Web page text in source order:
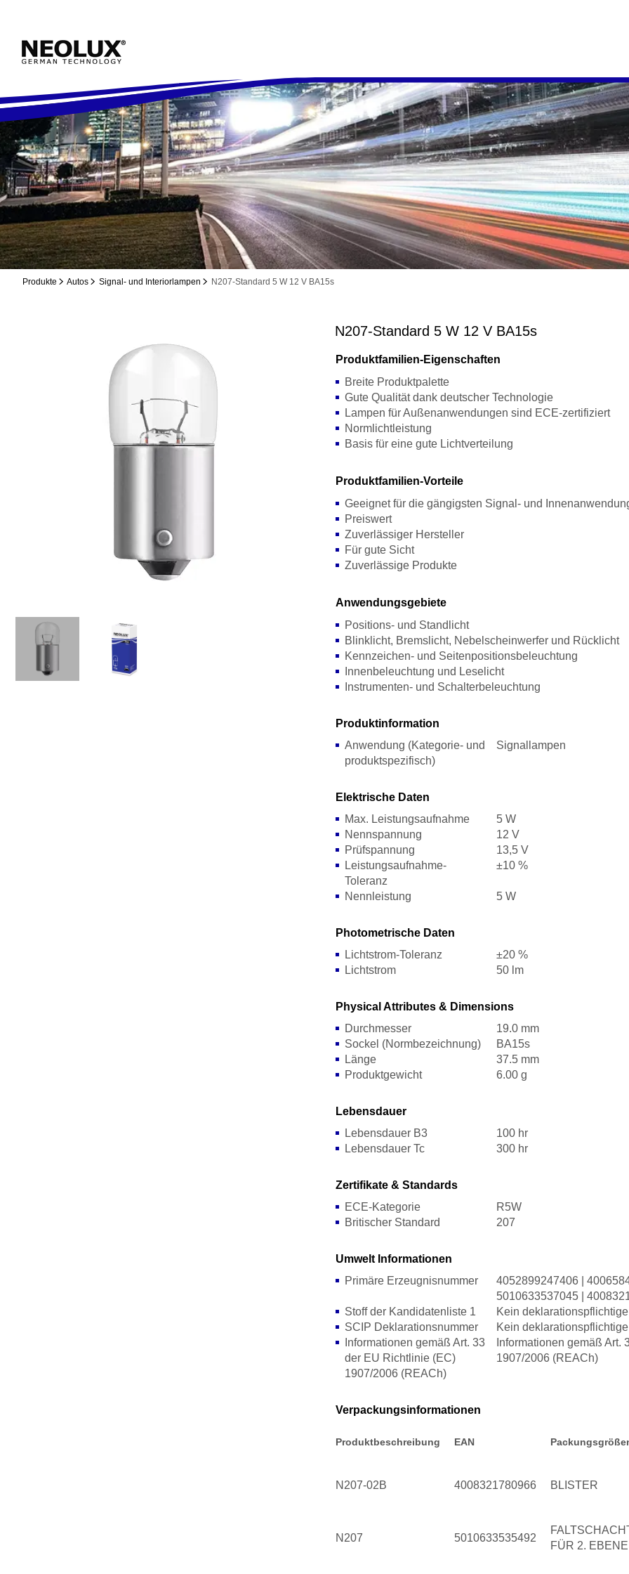
Produkte Autos Signal- und Interiorlampen N207-Standard 5 W 12 V BA15s
N207-Standard 5 W 12 V BA15s
Produktfamilien-Eigenschaften
Breite Produktpalette
Gute Qualität dank deutscher Technologie
Lampen für Außenanwendungen sind ECE-zertifiziert
Normlichtleistung
Basis für eine gute Lichtverteilung
Produktfamilien-Vorteile
Geeignet für die gängigsten Signal- und
Preiswert
Zuverlässiger Hersteller
Für gute Sicht
Zuverlässige Produkte
Anwendungsgebiete
Positions- und Standlicht
Blinklicht, Bremslicht, Nebelscheinwerfer und Rücklicht
Kennzeichen- und Seitenpositionsbeleuchtung
Innenbeleuchtung und Leselicht
Instrumenten- und Schalterbeleuchtung
Produktinformation
Anwendung (Kategorie- und
produktspezifisch)
Signallampen
Elektrische Daten
Max. Leistungsaufnahme
5 W
Nennspannung
12 V
Prüfspannung
13,5 V
Leistungsaufnahme-
Toleranz
±10 %
Nennleistung 5 W
Photometrische Daten
Lichtstrom-Toleranz
±20 %
Lichtstrom
50 lm
Physical Attributes & Dimensions
Durchmesser
19.0 mm
Sockel (Normbezeichnung)
BA15s
Länge
37.5 mm
Produktgewicht
6.00 g
Lebensdauer
Lebensdauer B3
100 hr
Lebensdauer Tc
300 hr
Zertifikate & Standards
ECE-Kategorie
R5W
Britischer Standard
207
Umwelt Informationen
Primäre Erzeugnisnummer
4052899247406 |
5010633537045 |
Stoff der Kandidatenliste 1
Kein
SCIP Deklarationsnummer
Kein
Informationen gemäß Art. 33
der EU Richtlinie (EC)
1907/2006 (REACh)
Informationen gemäß
1907/2006 (REACh)
Verpackungsinformationen
Produktbeschreibung EAN
N207-02B 4008321780966 BLISTER
N207 5010633535492
FÜR 2. EBENE